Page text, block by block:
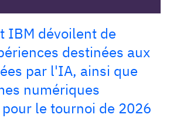
IBM dévoilent de
destinées aux
par l'IA, ainsi que
numériques
le tournoi de 2026